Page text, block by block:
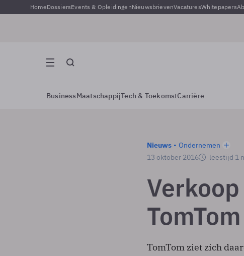
HomeDossiersEvents & OpleidingenNieuwsbrievenVacaturesWhitepapers
BusinessMaatschappijTech & ToekomstCarrière
Nieuws
Ondernemen
13 oktober 2016
leestijd 1
TomTom ziet zich